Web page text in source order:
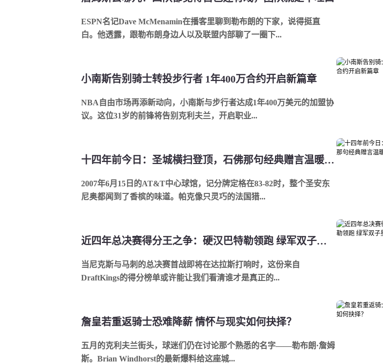
ESPN名记Dave McMenamin在播客里聊到勒布朗的下家，说得挺直
白。他透露，跟勒布朗身边人以及联盟内部聊了一圈下...
小南斯告别骑士转投步行者 1年400万合约开启新篇章
NBA自由市场再添新动向，小南斯与步行者达成1年400万美元的加盟协
议。这位31岁的前锋将告别克利夫兰，开启职业...
十四年前今日：圣城横扫登顶，石佛那句经典赠言温暖至今
2007年6月15日的AT&T中心球馆，记分牌定格在83-82时，整个圣安东
尼奥都闻到了香槟的味道。帕克像只灵巧的法国猎...
近四年总决赛得分王之争：硬汉巴特勒领跑 绿军双子星紧咬不放
当尼克斯与马刺的总决赛首战即将在达拉斯打响时，这份来自
DraftKings的得分榜单或许能让我们看清谁才是真正的...
詹皇若重返骑士恐难降薪 情怀与现实如何抉择？
五月的克利夫兰街头，球迷们仍在讨论那个熟悉的名字——勒布朗·詹姆
斯。Brian Windhorst的最新爆料给这座城...